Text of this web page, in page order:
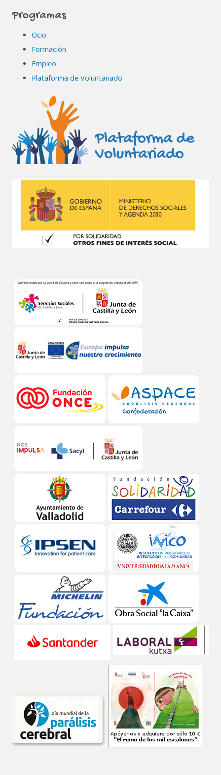
Programas
Ocio
Formación
Empleo
Plataforma de Voluntariado